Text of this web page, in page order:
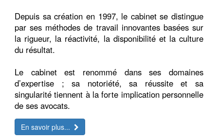
Depuis sa création en 1997, le cabinet se distingue
par ses méthodes de travail innovantes basées sur
la rigueur, la réactivité, la disponibilité et la culture
du résultat.
Le cabinet est renommé dans ses domaines
d’expertise ; sa notoriété, sa réussite et sa
singularité tiennent à la forte implication personnelle
de ses avocats.
En savoir plus...